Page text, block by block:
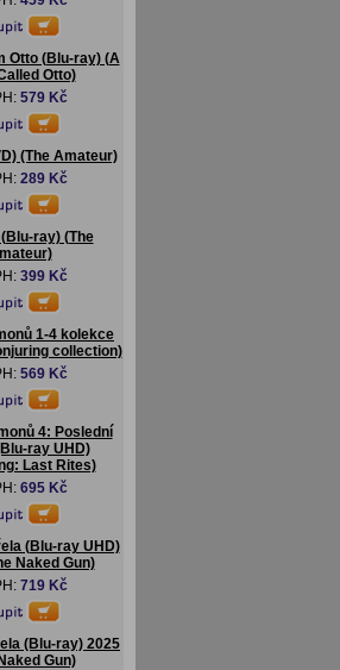
Otto (Blu-ray) (A
Otto)
579 Kč
(The Amateur)
289 Kč
ray) (The
399 Kč
1-4 kolekce
collection)
569 Kč
4: Poslední
ray UHD)
Last Rites)
695 Kč
(Blu-ray UHD)
Naked Gun)
719 Kč
(Blu-ray) 2025
Gun)